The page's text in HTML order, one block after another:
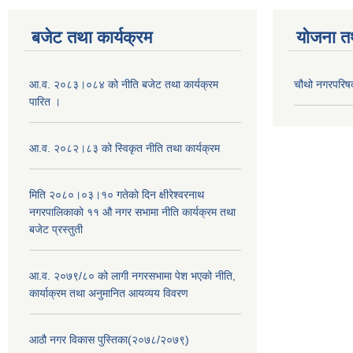
बजेट तथा कार्यक्रम
आ.व. २०८३।०८४ को नीति बजेट तथा कार्यक्रम
पारित ।
आ.व. २०८२।८३ को स्विकृत नीति तथा कार्यक्रम
मिति २०८०।०३।१० गतेकाे दिन क्षीरेश्वरनाथ
नगरपालिकाकाे ११ ‍औ नगर सभामा नीति कार्यक्रम तथा
बजेट प्रस्तुती
आ.व. २०७९/८० को लागी नगरसभामा पेश भएको नीति,
कार्याक्रम तथा अनुमानित आयव्यय विवरण
आठौ नगर विकास पुस्तिका(२०७८/२०७९)
योजना
चौथो